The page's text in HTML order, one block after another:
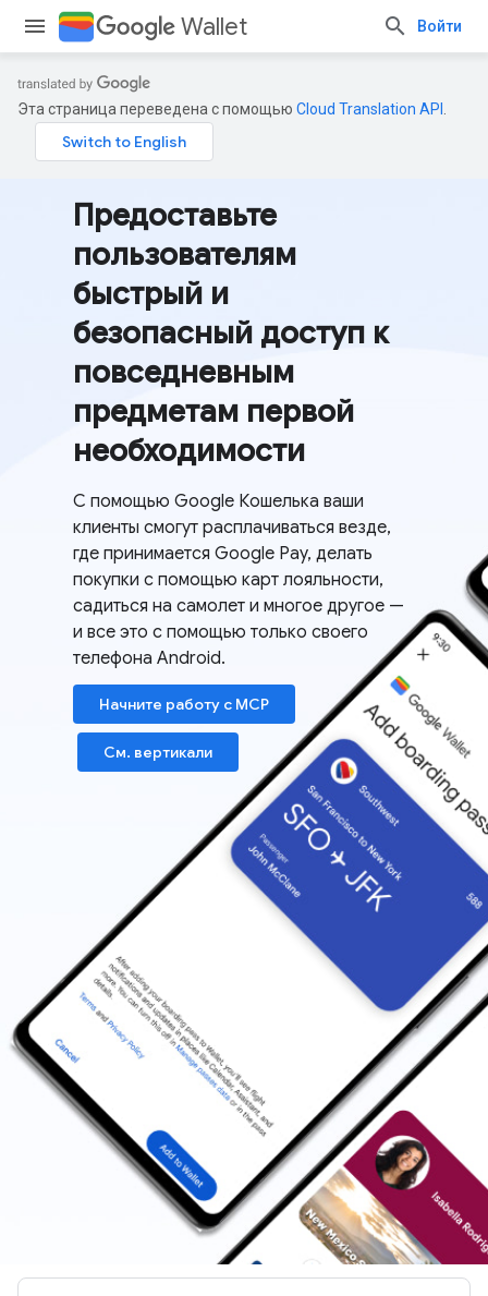
Wallet Войти
Эта страница переведена с помощью Cloud Translation API
Предоставьте
пользователям
быстрый и
безопасный доступ к
повседневным
предметам первой
необходимости
С помощью Google Кошелька ваши
клиенты смогут расплачиваться везде,
где принимается Google Pay, делать
покупки с помощью карт лояльности,
садиться на самолет и многое другое —
и все это с помощью только своего
телефона Android.
Начните работу с MCP
См. вертикали